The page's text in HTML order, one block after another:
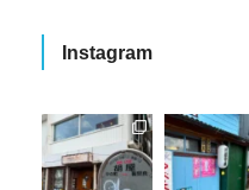
Instagram